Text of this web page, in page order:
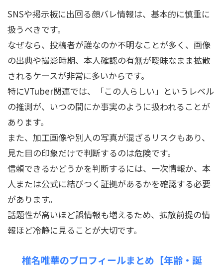
SNSや掲示板に出回る顔バレ情報は、基本的に慎重に
扱うべきです。
なぜなら、投稿者が誰なのか不明なことが多く、画像
の出典や撮影時期、本人確認の有無が曖昧なまま拡散
されるケースが非常に多いからです。
特にVTuber関連では、「この人らしい」というレベル
の推測が、いつの間にか事実のように扱われることが
あります。
また、加工画像や別人の写真が混ざるリスクもあり、
見た目の印象だけで判断するのは危険です。
信頼できるかどうかを判断するには、一次情報か、本
人または公式に結びつく証拠があるかを確認する必要
があります。
話題性が高いほど誤情報も増えるため、拡散前提の情
報ほど冷静に見ることが大切です。
椎名唯華のプロフィールまとめ【年齢・誕